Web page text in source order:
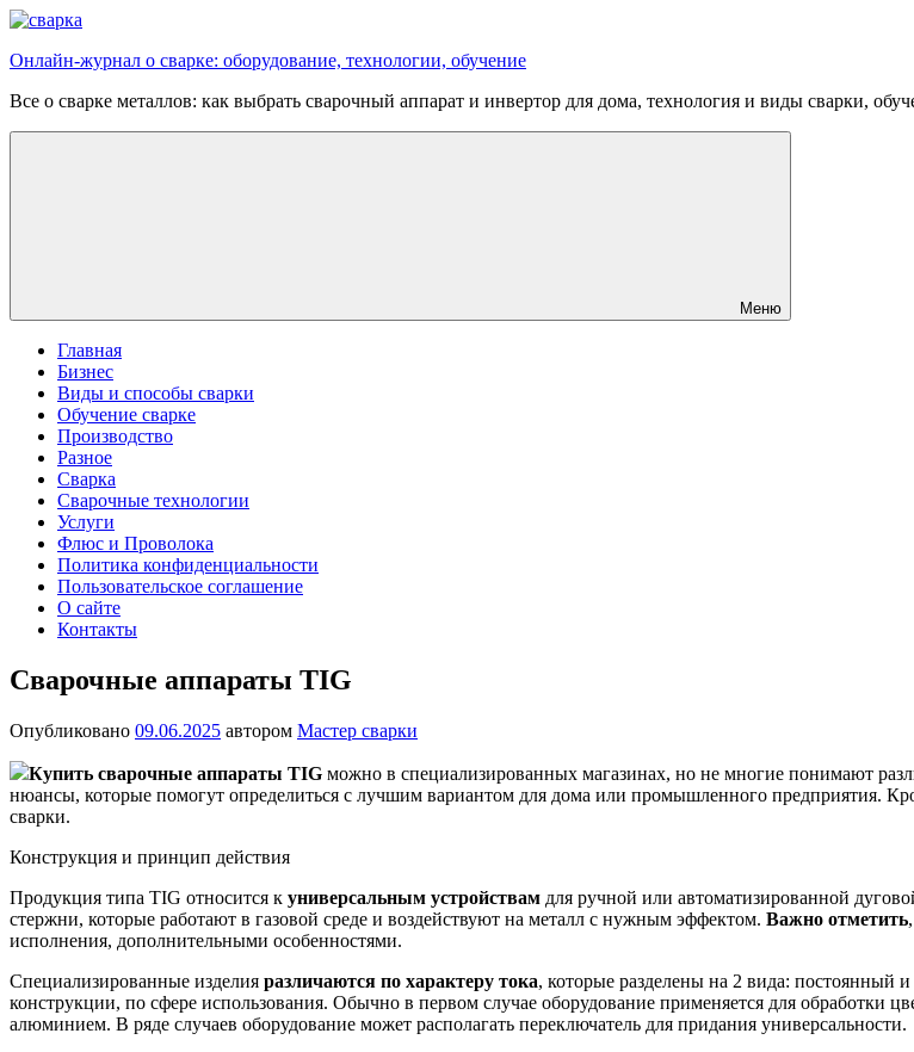
Перейти
содержимому
Онлайн-журнал о сварке: оборудование, технологии, обучение
Все о сварке металлов: как выбрать сварочный аппарат и инвертор для дома, технология и виды сварки,
Меню
Главная
Бизнес
Виды и способы сварки
Обучение сварке
Производство
Разное
Сварка
Сварочные технологии
Услуги
Флюс и Проволока
Политика конфиденциальности
Пользовательское соглашение
О сайте
Контакты
Сварочные аппараты TIG
Опубликовано 09.06.2025 автором Мастер сварки
Купить сварочные аппараты TIG можно в специализированных магазинах, но не многие понимают
нюансы, которые помогут определиться с лучшим вариантом для дома или промышленного предприятия.
сварки.
Конструкция и принцип действия
Продукция типа TIG относится к универсальным устройствам для ручной или автоматизированной
стержни, которые работают в газовой среде и воздействуют на металл с нужным эффектом. Важно отметить
исполнения, дополнительными особенностями.
Специализированные изделия различаются по характеру тока, которые разделены на 2 вида: постоянный
конструкции, по сфере использования. Обычно в первом случае оборудование применяется для обработки
алюминием. В ряде случаев оборудование может располагать переключатель для придания универсальности.